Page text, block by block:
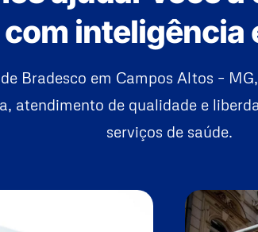
inteligência
Bradesco em Campos Altos –
atendimento de qualidade e
serviços de saúde.